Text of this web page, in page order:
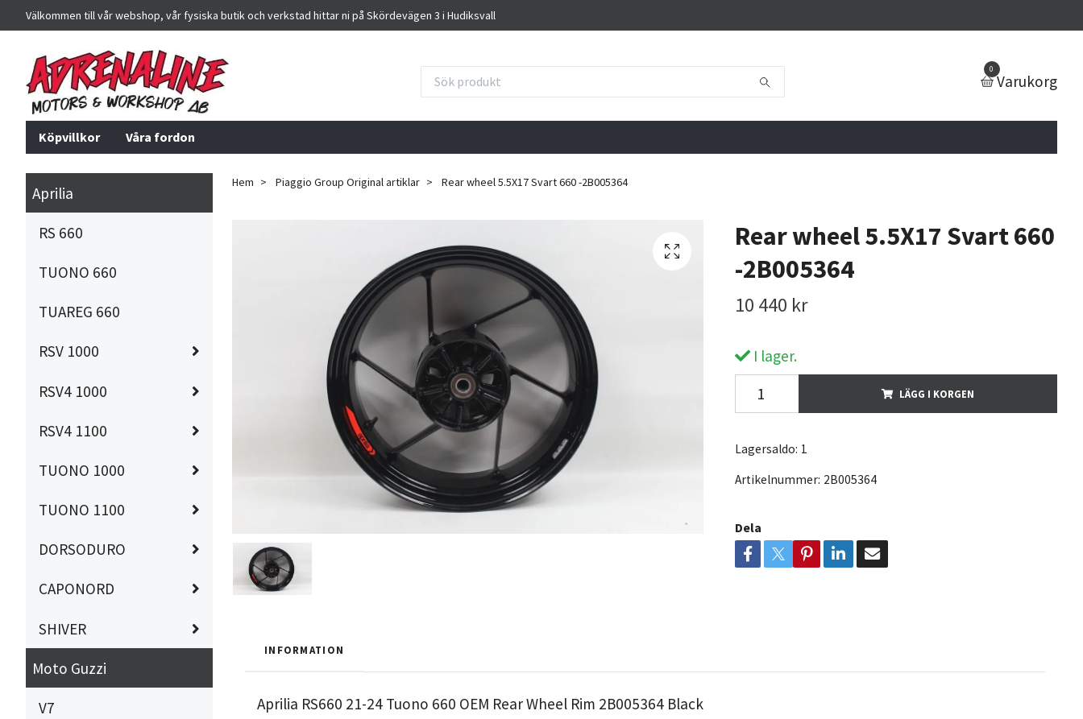
Välkommen till vår webshop, vår fysiska butik och verkstad hittar ni på Skördevägen 3 i Hudiksvall
0
Varukorg
Köpvillkor Våra fordon
Aprilia
RS 660
TUONO 660
TUAREG 660
RSV 1000
RSV4 1000
RSV4 1100
TUONO 1000
TUONO 1100
DORSODURO
CAPONORD
SHIVER
Moto Guzzi
V7
Hem Piaggio Group Original artiklar Rear wheel 5.5X17 Svart 660 -2B005364
Rear wheel 5.5X17 Svart 660
-2B005364
10 440 kr
I lager.
LÄGG I KORGEN
Lagersaldo: 1
Artikelnummer: 2B005364
Dela
INFORMATION
Aprilia RS660 21-24 Tuono 660 OEM Rear Wheel Rim 2B005364 Black